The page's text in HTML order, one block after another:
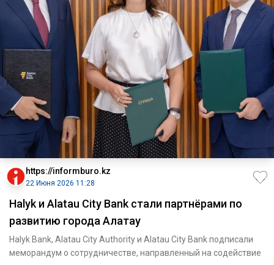
https://informburo.kz
22 Июня 2026 11:28
Halyk и Alatau City Bank стали партнёрами по
развитию города Алатау
Halyk Bank, Alatau City Authority и Alatau City Bank подписали
меморандум о сотрудничестве, направленный на содействие